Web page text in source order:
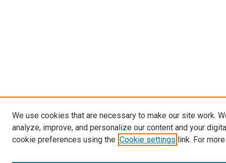
We use cookies that are necessary to make our site work.
analyze, improve, and personalize our content and your
cookie preferences using the Cookie settings link. For